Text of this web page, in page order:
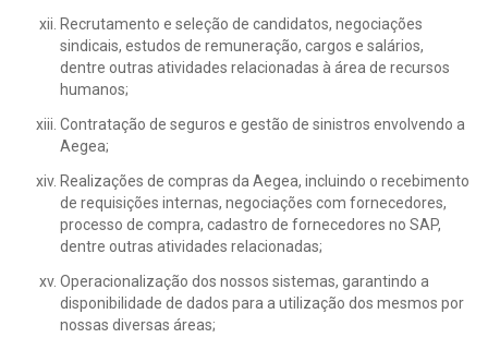
Recrutamento e seleção de candidatos, negociações
sindicais, estudos de remuneração, cargos e salários,
dentre outras atividades relacionadas à área de recursos
humanos;
Contratação de seguros e gestão de sinistros envolvendo a
Aegea;
Realizações de compras da Aegea, incluindo o recebimento
de requisições internas, negociações com fornecedores,
processo de compra, cadastro de fornecedores no SAP,
dentre outras atividades relacionadas;
Operacionalização dos nossos sistemas, garantindo a
disponibilidade de dados para a utilização dos mesmos por
nossas diversas áreas;